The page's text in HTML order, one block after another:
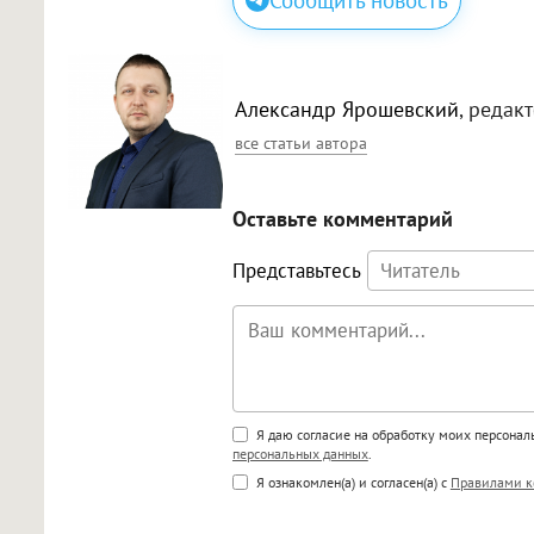
Александр Ярошевский,
все статьи автора
Оставьте комментарий
Представьтесь
Поддержка HTML
<b>, <strong>, <u>, <i>, <em>,
<blockquote>, <code>
Я даю согласие на обработку моих
персональных данных.
Я ознакомлен(а) и согласен(а) с Правилами